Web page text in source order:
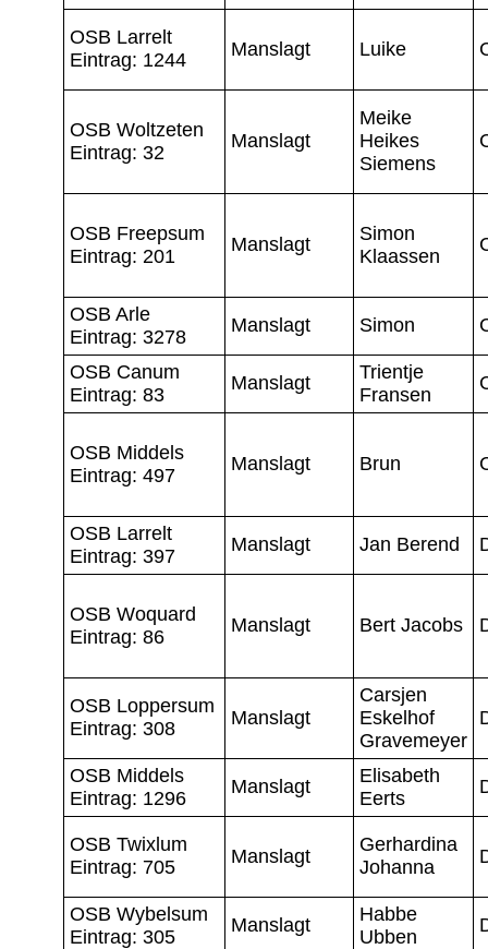
OSB Larrelt
Eintrag: 1244
Manslagt Luike
OSB Woltzeten
Eintrag: 32
Manslagt
Meike
Heikes
Siemens
OSB Freepsum
Eintrag: 201
Manslagt
Simon
Klaassen
OSB Arle
Eintrag: 3278
Manslagt Simon
OSB Canum
Eintrag: 83
Manslagt
Trientje
Fransen
OSB Middels
Eintrag: 497
Manslagt Brun
OSB Larrelt
Eintrag: 397
Manslagt Jan Berend
OSB Woquard
Eintrag: 86
Manslagt Bert Jacobs
OSB Loppersum
Eintrag: 308
Manslagt
Carsjen
Eskelhof
Gravemeyer
OSB Middels
Eintrag: 1296
Manslagt
Elisabeth
Eerts
OSB Twixlum
Eintrag: 705
Manslagt
Gerhardina
Johanna
OSB Wybelsum
Eintrag: 305
Manslagt
Habbe
Ubben